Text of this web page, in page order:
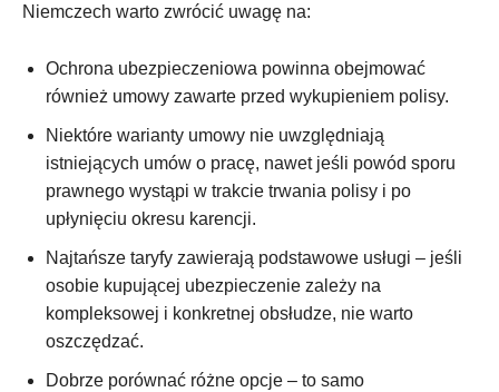
Niemczech warto zwrócić uwagę na:
Ochrona ubezpieczeniowa powinna obejmować
również umowy zawarte przed wykupieniem polisy.
Niektóre warianty umowy nie uwzględniają
istniejących umów o pracę, nawet jeśli powód sporu
prawnego wystąpi w trakcie trwania polisy i po
upłynięciu okresu karencji.
Najtańsze taryfy zawierają podstawowe usługi – jeśli
osobie kupującej ubezpieczenie zależy na
kompleksowej i konkretnej obsłudze, nie warto
oszczędzać.
Dobrze porównać różne opcje – to samo